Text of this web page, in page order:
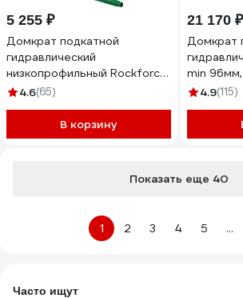
5 255 ₽
Домкрат подкатной
гидравлический
низкопрофильный Rockforce
3т RF-T825010(51088)
4.6(65)
В корзину
21 170 ₽
Домкрат
min
49,50
4.9(115)
Показать еще 40
1 2 3 4 5 ...
Часто ищут